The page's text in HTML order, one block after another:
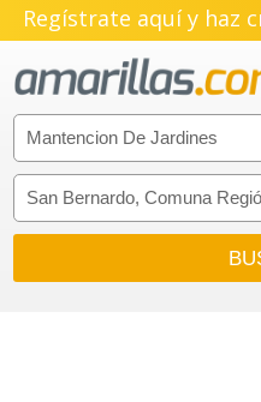
Regístrate aquí y haz